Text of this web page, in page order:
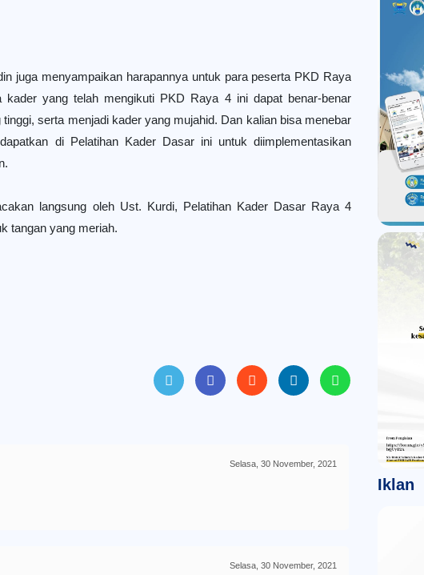
juga menyampaikan harapannya untuk para peserta PKD Raya
yang telah mengikuti PKD Raya 4 ini dapat benar-benar
serta menjadi kader yang mujahid. Dan kalian bisa menebar
di Pelatihan Kader Dasar ini untuk diimplementasikan
langsung oleh Ust. Kurdi, Pelatihan Kader Dasar Raya 4
tangan yang meriah.
Selasa, 30 November, 2021
Selasa, 30 November, 2021
Iklan